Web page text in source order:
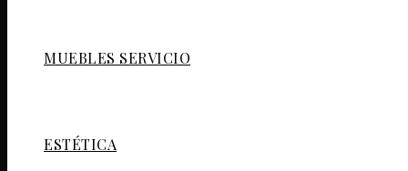
MUEBLES SERVICIO
ESTÉTICA